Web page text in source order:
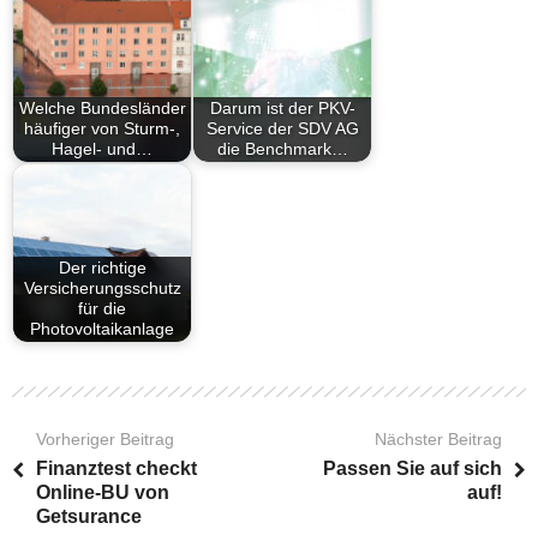
Welche Bundesländer
häufiger von Sturm-,
Hagel- und…
Darum ist der PKV-
Service der SDV AG
die Benchmark…
Der richtige
Versicherungsschutz
für die
Photovoltaikanlage
Vorheriger Beitrag
Finanztest checkt
Online-BU von
Getsurance
Nächster Beitrag
Passen Sie auf sich
auf!